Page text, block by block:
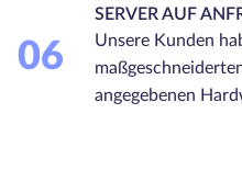
06
SERVER AUF
Unsere Kunden
angegebenen